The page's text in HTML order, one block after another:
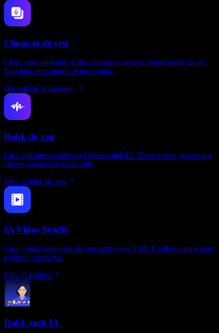
Clonació de veu
Clona veus humanes d’alta qualitat en segons. Sense instal·lar res.
Funciona directament al navegador.
Descobreix la clonació
Dobl. de veu
Crea doblatges realistes a l’instant amb IA. Narra textos, posa veu a
vídeos, qualsevol peça i estil.
Mira el dobl. de veu
IA Vídeo Studio
Crea i edita vídeos des de zero amb eines d’IA. L’editor complet per
a vídeo i creativitat.
Mira l'IA vídeo
Dobl. amb IA